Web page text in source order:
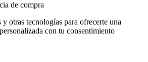
de compra
otras tecnologías para ofrecerte una
con tu consentimiento